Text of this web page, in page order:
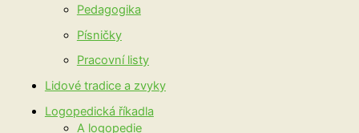
Pedagogika
Písničky
Pracovní listy
Lidové tradice a zvyky
Logopedická říkadla
A logopedie